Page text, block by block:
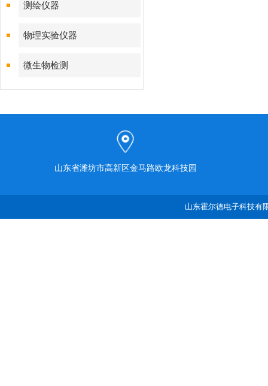
测绘仪器
物理实验仪器
微生物检测
山东省潍坊市高新区金马路欧龙科技园
山东霍尔德电子科技有